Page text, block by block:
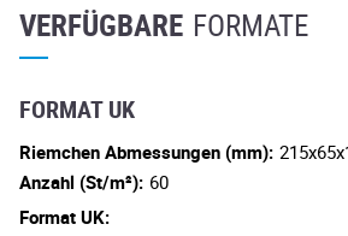
VERFÜGBARE FORMATE
FORMAT UK
Riemchen Abmessungen (mm):
Anzahl (St/m²): 60
Format UK: